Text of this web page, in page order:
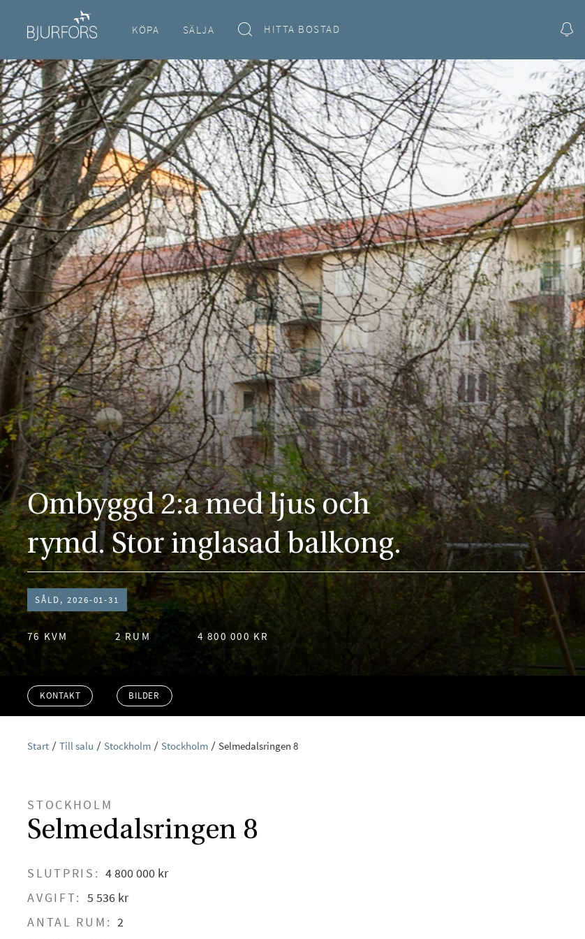
KÖPA SÄLJA HITTA BOSTAD
Ombyggd 2:a med ljus och
rymd. Stor inglasad balkong.
SÅLD, 2026-01-31
76 KVM 2 RUM 4 800 000 KR
KONTAKT BILDER
Start Till salu Stockholm Stockholm Selmedalsringen 8
STOCKHOLM
Selmedalsringen 8
SLUTPRIS: 4 800 000 kr
AVGIFT: 5 536 kr
ANTAL RUM: 2